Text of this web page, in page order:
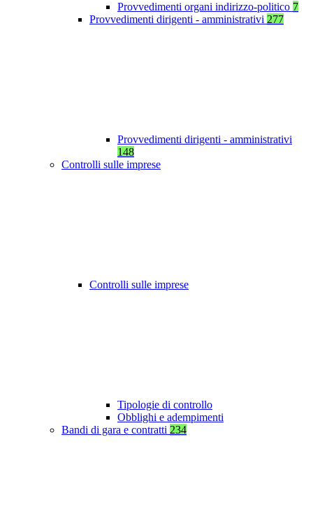
Provvedimenti organi indirizzo-politico 7
Provvedimenti dirigenti - amministrativi 277
Provvedimenti dirigenti - amministrativi
148
Controlli sulle imprese
Controlli sulle imprese
Tipologie di controllo
Obblighi e adempimenti
Bandi di gara e contratti 234